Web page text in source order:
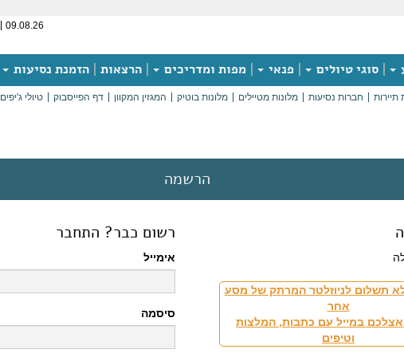
09.08.26
סוגי טיולים פנאי מפות ומדריכים הרצאות הזמנת נסיעות
חברות נסיעות מלונות מטיילים מלונות בוטיק המגזין המקוון דף הפייסבוק טיולי ג'יפים
הרשמה
תשלום לניוזלטר המרתק של מסע
אחר
אצלכם במייל עם כתבות, המלצות
וטיפים
רשום כבר? התחבר
אימייל
סיסמה